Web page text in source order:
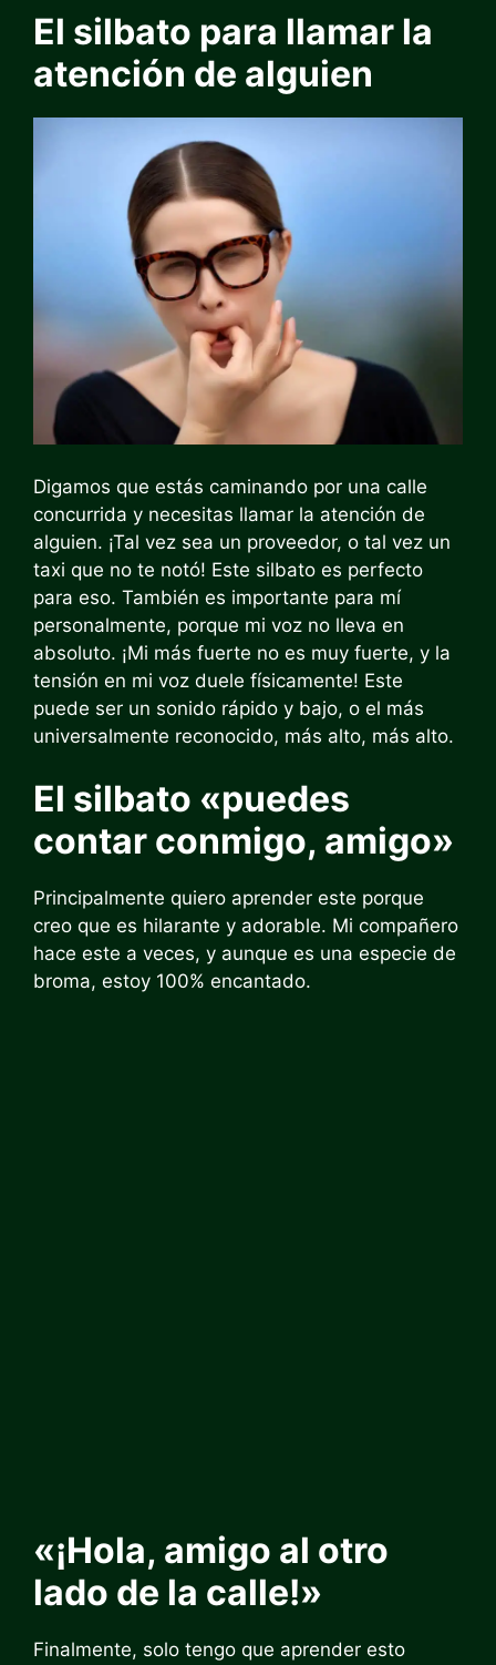
El silbato para llamar la
atención de alguien
Digamos que estás caminando por una calle
concurrida y necesitas llamar la atención de
alguien. ¡Tal vez sea un proveedor, o tal vez un
taxi que no te notó! Este silbato es perfecto
para eso. También es importante para mí
personalmente, porque mi voz no lleva en
absoluto. ¡Mi más fuerte no es muy fuerte, y la
tensión en mi voz duele físicamente! Este
puede ser un sonido rápido y bajo, o el más
universalmente reconocido, más alto, más alto.
El silbato «puedes
contar conmigo, amigo»
Principalmente quiero aprender este porque
creo que es hilarante y adorable. Mi compañero
hace este a veces, y aunque es una especie de
broma, estoy 100% encantado.
«¡Hola, amigo al otro
lado de la calle!»
Finalmente, solo tengo que aprender esto